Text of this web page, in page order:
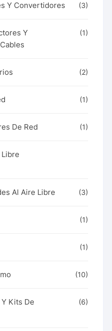
Y Convertidores (3)
Y
(1)
(2)
(1)
De Red (1)
Al Aire Libre (3)
(1)
(1)
(10)
Kits De
(6)